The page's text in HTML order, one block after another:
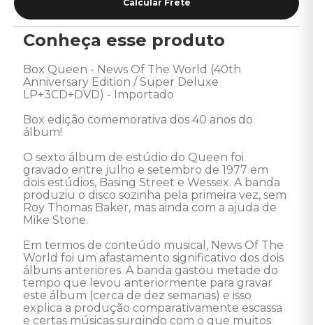
Conheça esse produto
Box Queen - News Of The World (40th
Anniversary Edition / Super Deluxe
LP+3CD+DVD) - Importado
Box edição comemorativa dos 40 anos do
álbum!
O sexto álbum de estúdio do Queen foi
gravado entre julho e setembro de 1977 em
dois estúdios, Basing Street e Wessex. A banda
produziu o disco sozinha pela primeira vez, sem
Roy Thomas Baker, mas ainda com a ajuda de
Mike Stone.
Em termos de conteúdo musical, News Of The
World foi um afastamento significativo dos dois
álbuns anteriores. A banda gastou metade do
tempo que levou anteriormente para gravar
este álbum (cerca de dez semanas) e isso
explica a produção comparativamente escassa
e certas músicas surgindo com o que muitos